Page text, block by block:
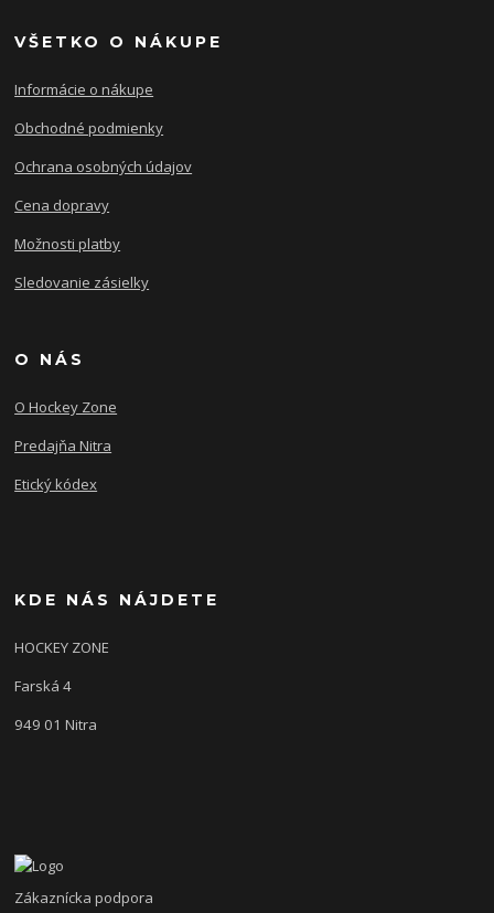
VŠETKO O NÁKUPE
Informácie o nákupe
Obchodné podmienky
Ochrana osobných údajov
Cena dopravy
Možnosti platby
Sledovanie zásielky
O NÁS
O Hockey Zone
Predajňa Nitra
Etický kódex
KDE NÁS NÁJDETE
HOCKEY ZONE
Farská 4
949 01 Nitra
Zákaznícka podpora